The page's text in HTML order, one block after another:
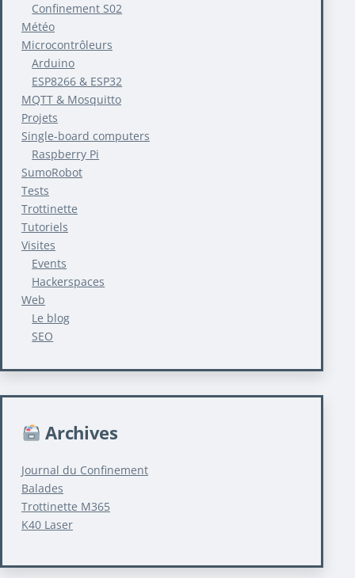
Confinement S02
Météo
Microcontrôleurs
Arduino
ESP8266 & ESP32
MQTT & Mosquitto
Projets
Single-board computers
Raspberry Pi
SumoRobot
Tests
Trottinette
Tutoriels
Visites
Events
Hackerspaces
Web
Le blog
SEO
Archives
Journal du Confinement
Balades
Trottinette M365
K40 Laser